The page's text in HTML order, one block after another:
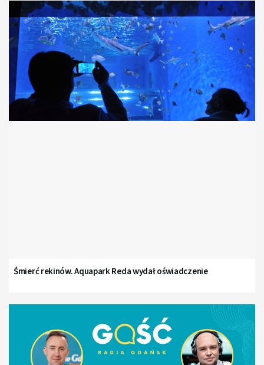
Śmierć rekinów. Aquapark Reda wydał oświadczenie